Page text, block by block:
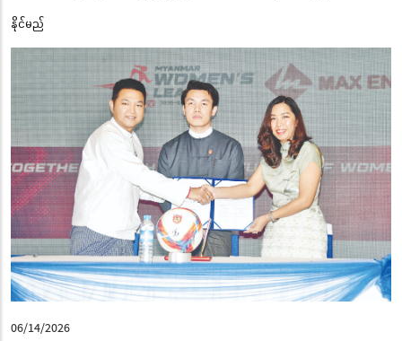
နိုင်မည်
06/14/2026